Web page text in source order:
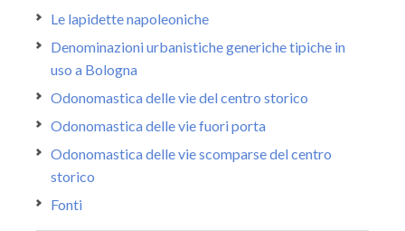
Le lapidette napoleoniche
Denominazioni urbanistiche generiche tipiche in
uso a Bologna
Odonomastica delle vie del centro storico
Odonomastica delle vie fuori porta
Odonomastica delle vie scomparse del centro
storico
Fonti